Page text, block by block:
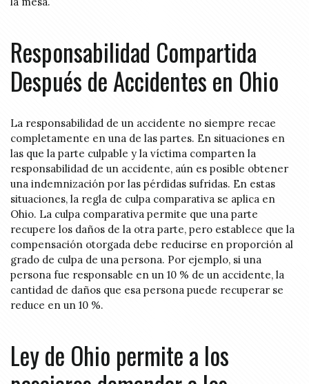
Responsabilidad Compartida
Después de Accidentes en Ohio
La responsabilidad de un accidente no siempre recae
completamente en una de las partes. En situaciones en
las que la parte culpable y la víctima comparten la
responsabilidad de un accidente, aún es posible obtener
una indemnización por las pérdidas sufridas. En estas
situaciones, la regla de culpa comparativa se aplica en
Ohio. La culpa comparativa permite que una parte
recupere los daños de la otra parte, pero establece que la
compensación otorgada debe reducirse en proporción al
grado de culpa de una persona. Por ejemplo, si una
persona fue responsable en un 10 % de un accidente, la
cantidad de daños que esa persona puede recuperar se
reduce en un 10 %.
Ley de Ohio permite a los